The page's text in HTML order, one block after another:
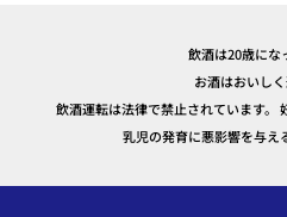
飲酒は20歳にな
お酒はおいしく
飲酒運転は法律で禁止されています。
乳児の発育に悪影響を与え